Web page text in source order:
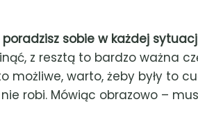
poradzisz sobie w każdej
z resztą to bardzo ważna
warto, żeby były to
robi. Mówiąc obrazowo –